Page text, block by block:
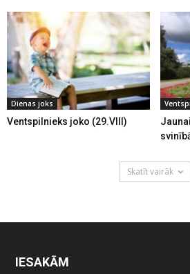
Dienas joks
Ventspilnieks joko (29.VIII)
Skatīt vairāk
IESAKĀM